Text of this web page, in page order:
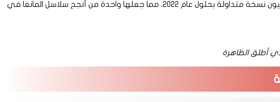
المانغا لاقت نجاحاً كبيراً، مع أكثر من 50 مليون نسخة متداولة بحلول عام 2022، مما جعلها واحدة من أنجح سلاسل المانغا في